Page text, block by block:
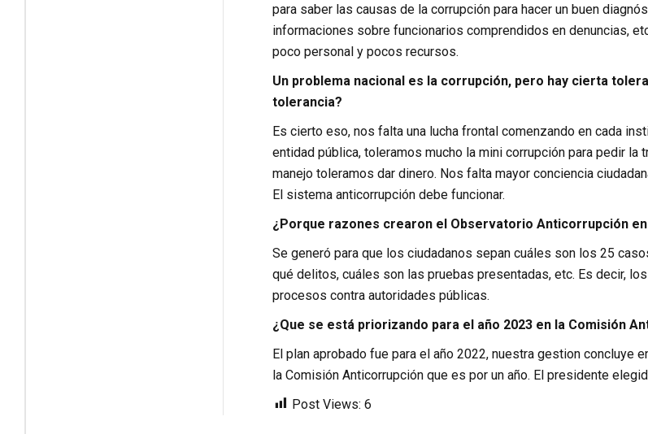
para saber las causas de la corrupción para hacer un buen
informaciones sobre funcionarios comprendidos en denuncias,
poco personal y pocos recursos.
Un problema nacional es la corrupción, pero hay cierta
tolerancia?
Es cierto eso, nos falta una lucha frontal comenzando en cada
entidad pública, toleramos mucho la mini corrupción para pedir
manejo toleramos dar dinero. Nos falta mayor conciencia
El sistema anticorrupción debe funcionar.
¿Porque razones crearon el Observatorio Anticorrupción
Se generó para que los ciudadanos sepan cuáles son los 25
qué delitos, cuáles son las pruebas presentadas, etc. Es decir,
procesos contra autoridades públicas.
¿Que se está priorizando para el año 2023 en la Comisión
El plan aprobado fue para el año 2022, nuestra gestion
la Comisión Anticorrupción que es por un año. El presidente
Post Views: 6